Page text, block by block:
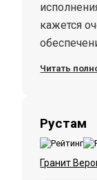
кажется
выбором и
Сенатор
Читать
Рустам
Гранит